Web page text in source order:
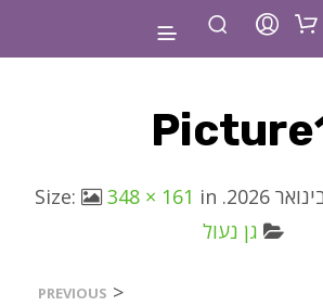
. Size:
348 × 161 in
גן נעול
<
PREVIOUS